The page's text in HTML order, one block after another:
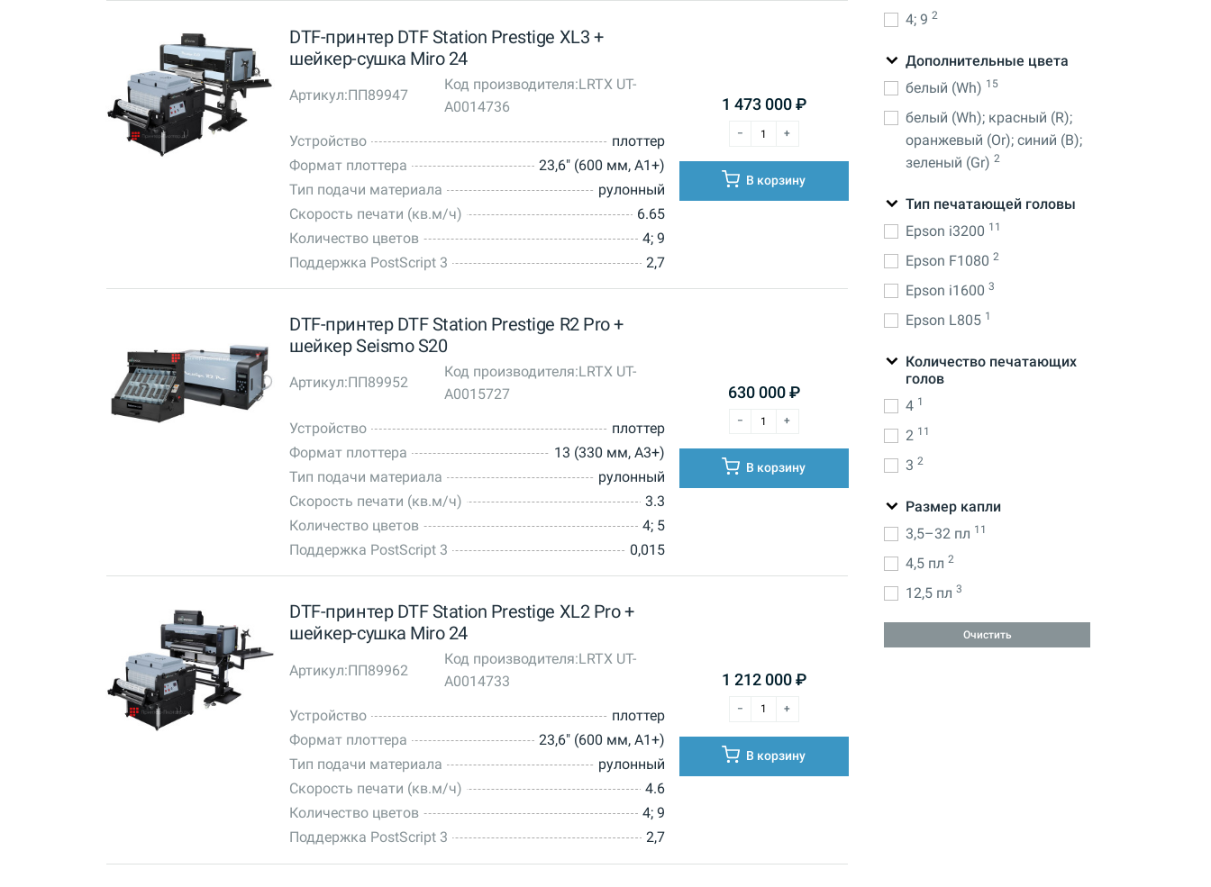
DTF-принтер DTF Station Prestige XL3 +
шейкер-сушка Miro 24
Артикул:ПП89947
Код производителя:LRTX UT-
A0014736
Устройство
плоттер
Формат плоттера
23,6" (600 мм, А1+)
Тип подачи материала
рулонный
Скорость печати (кв.м/ч)
6.65
Количество цветов
4; 9
Поддержка PostScript 3
2,7
1 473 000 ₽
В корзину
DTF-принтер DTF Station Prestige R2 Pro +
шейкер Seismo S20
Артикул:ПП89952
Код производителя:LRTX UT-
A0015727
Устройство
плоттер
Формат плоттера
13 (330 мм, А3+)
Тип подачи материала
рулонный
Скорость печати (кв.м/ч)
3.3
Количество цветов
4; 5
Поддержка PostScript 3
0,015
630 000 ₽
В корзину
DTF-принтер DTF Station Prestige XL2 Pro +
шейкер-сушка Miro 24
Артикул:ПП89962
Код производителя:LRTX UT-
A0014733
Устройство
плоттер
Формат плоттера
23,6" (600 мм, А1+)
Тип подачи материала
рулонный
Скорость печати (кв.м/ч)
4.6
Количество цветов
4; 9
Поддержка PostScript 3
2,7
1 212 000 ₽
В корзину
4; 9 2
Дополнительные цвета
белый (Wh) 15
белый (Wh); красный (R);
оранжевый (Or); синий (B);
зеленый (Gr) 2
Тип печатающей головы
Epson i3200 11
Epson F1080 2
Epson i1600 3
Epson L805 1
Количество печатающих
голов
4 1
2 11
3 2
Размер капли
3,5–32 пл 11
4,5 пл 2
12,5 пл 3
Очистить